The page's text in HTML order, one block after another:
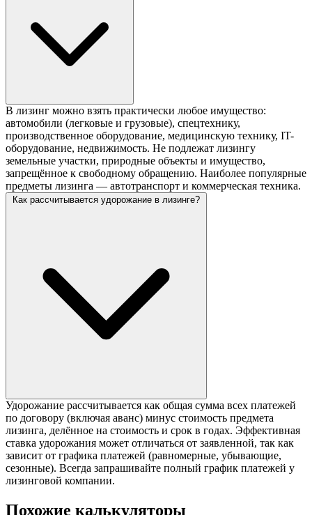
В лизинг можно взять практически любое имущество:
автомобили (легковые и грузовые), спецтехнику,
производственное оборудование, медицинскую технику, IT-
оборудование, недвижимость. Не подлежат лизингу
земельные участки, природные объекты и имущество,
запрещённое к свободному обращению. Наиболее популярные
предметы лизинга — автотранспорт и коммерческая техника.
Как рассчитывается удорожание в лизинге?
Удорожание рассчитывается как общая сумма всех платежей
по договору (включая аванс) минус стоимость предмета
лизинга, делённое на стоимость и срок в годах. Эффективная
ставка удорожания может отличаться от заявленной, так как
зависит от графика платежей (равномерные, убывающие,
сезонные). Всегда запрашивайте полный график платежей у
лизинговой компании.
Похожие калькуляторы